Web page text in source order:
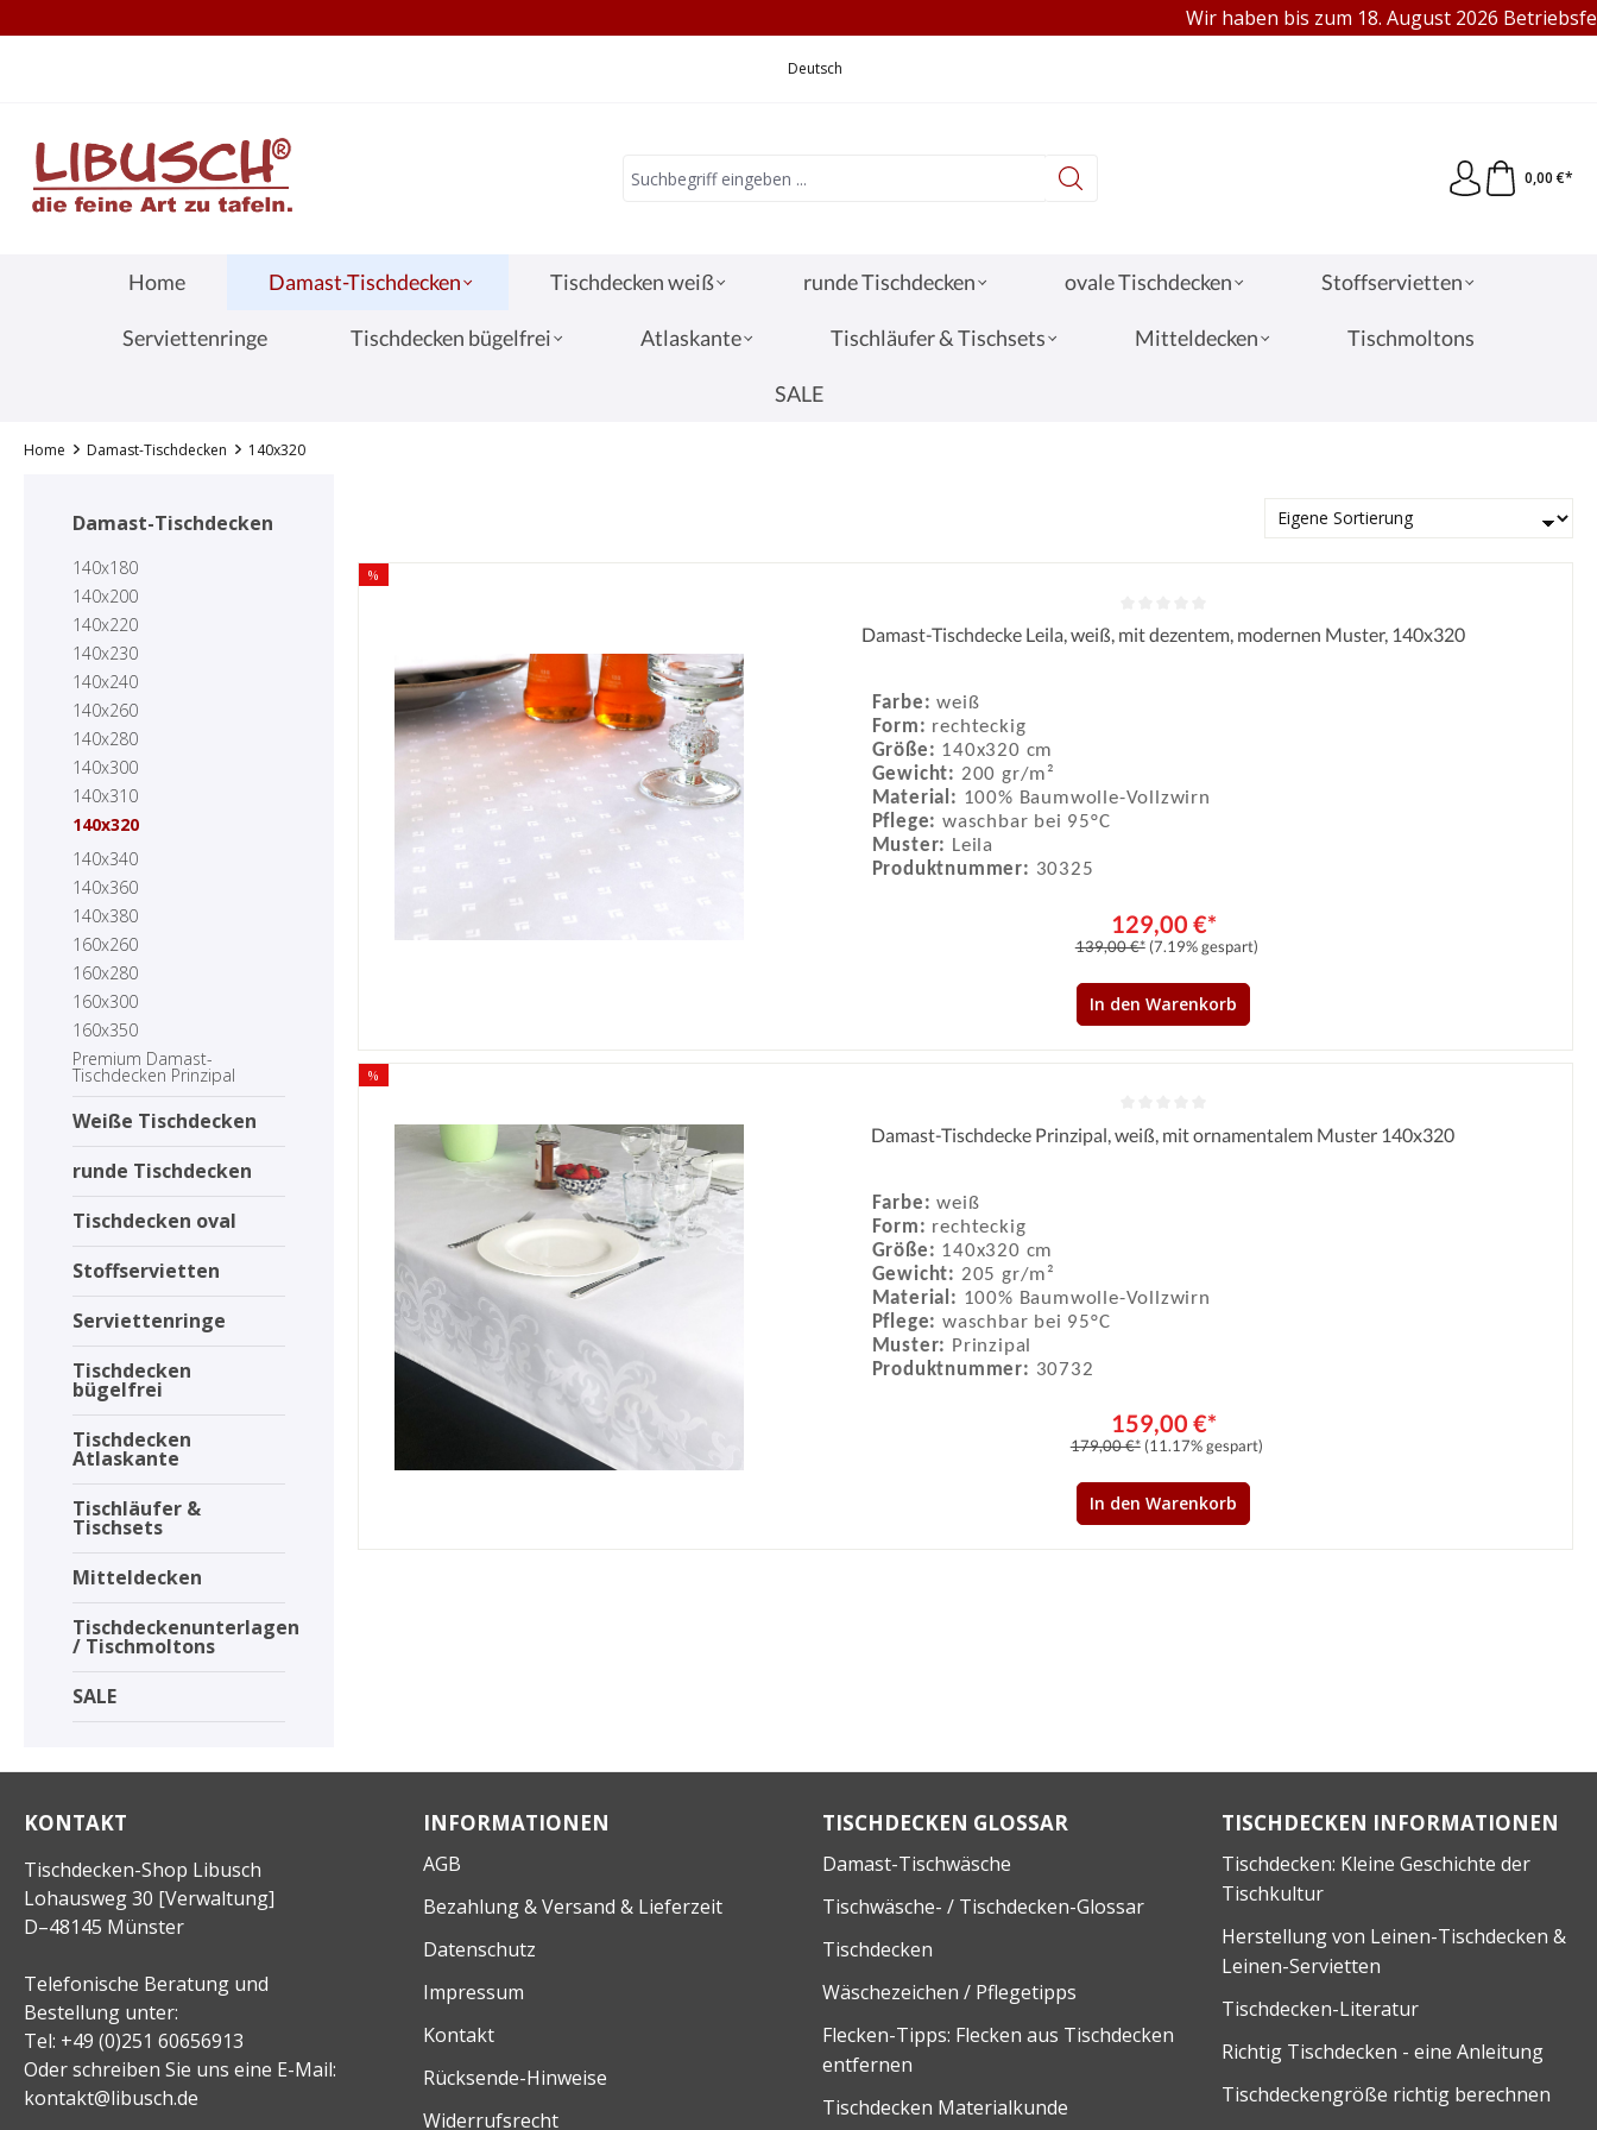
VERKAUF AN PRIVAT & GEWERBE
Wir haben bis zum 18. August 2026
Deutsch
0,00 €*
Home Damast-Tischdecken Tischdecken weiß runde Tischdecken ovale Tischdecken Stoffservietten
Serviettenringe Tischdecken bügelfrei Atlaskante Tischläufer & Tischsets Mitteldecken Tischmoltons
SALE
Home Damast-Tischdecken 140x320
Damast-Tischdecken
140x180
140x200
140x220
140x230
140x240
140x260
140x280
140x300
140x310
140x320
140x340
140x360
140x380
160x260
160x280
160x300
160x350
Premium Damast-
Tischdecken Prinzipal
Weiße Tischdecken
runde Tischdecken
Tischdecken oval
Stoffservietten
Serviettenringe
Tischdecken
bügelfrei
Tischdecken
Atlaskante
Tischläufer &
Tischsets
Mitteldecken
Tischdeckenunterlagen
/ Tischmoltons
SALE
%
Durchschnittliche Bewertung von 0 von 5 Sternen
Damast-Tischdecke Leila, weiß, mit dezentem, modernen Muster, 140x320
Farbe:weiß
Form: rechteckig
Größe: 140x320 cm
Gewicht: 200 gr/m²
Material: 100% Baumwolle-Vollzwirn
Pflege: waschbar bei 95°C
Muster: Leila
Produktnummer: 30325
129,00 €*
139,00 €* (7.19% gespart)
In den Warenkorb
%
Durchschnittliche Bewertung von 0 von 5 Sternen
Damast-Tischdecke Prinzipal, weiß, mit ornamentalem Muster 140x320
Farbe:weiß
Form: rechteckig
Größe: 140x320 cm
Gewicht: 205 gr/m²
Material: 100% Baumwolle-Vollzwirn
Pflege: waschbar bei 95°C
Muster: Prinzipal
Produktnummer: 30732
159,00 €*
179,00 €* (11.17% gespart)
In den Warenkorb
KONTAKT
Tischdecken-Shop Libusch
Lohausweg 30 [Verwaltung]
D–48145 Münster
Telefonische Beratung und
Bestellung unter:
Tel: +49 (0)251 60656913
Oder schreiben Sie uns eine E-Mail:
kontakt@libusch.de
INFORMATIONEN
AGB
Bezahlung & Versand & Lieferzeit
Datenschutz
Impressum
Kontakt
Rücksende-Hinweise
Widerrufsrecht
TISCHDECKEN GLOSSAR
Damast-Tischwäsche
Tischwäsche- / Tischdecken-Glossar
Tischdecken
Wäschezeichen / Pflegetipps
Flecken-Tipps: Flecken aus Tischdecken
entfernen
Tischdecken Materialkunde
TISCHDECKEN INFORMATIONEN
Tischdecken: Kleine Geschichte der
Tischkultur
Herstellung von Leinen-Tischdecken &
Leinen-Servietten
Tischdecken-Literatur
Richtig Tischdecken - eine Anleitung
Tischdeckengröße richtig berechnen